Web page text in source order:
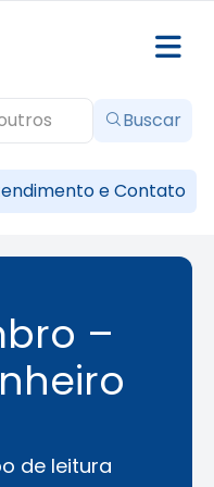
e Contato
Buscar
–
de leitura